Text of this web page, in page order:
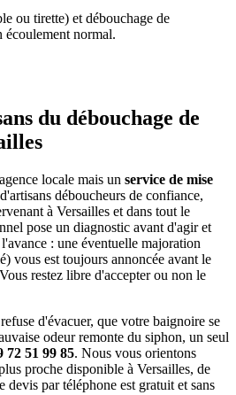
ou tirette) et débouchage de
normal.
du débouchage de
locale mais un service de mise
déboucheurs de confiance,
à Versailles et dans tout le
pose un diagnostic avant d'agir et
: une éventuelle majoration
vous est toujours annoncée avant le
restez libre d'accepter ou non le
d'évacuer, que votre baignoire se
odeur remonte du siphon, un seul
72 51 99 85. Nous vous orientons
proche disponible à Versailles, de
par téléphone est gratuit et sans